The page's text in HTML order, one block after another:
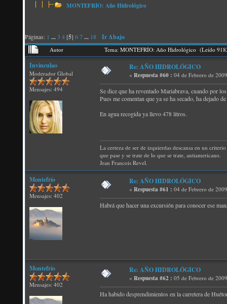
MONTEFRÍO: Año Hidrológico
Páginas: 1 ...3 4 [5] 67... 18 Ir Abajo
Autor Tema: MONTEFRÍO: Año Hidrológico (Leído
Invinculao
Moderador Global
Mensajes: 494
Re: AÑO HIDROLÓGICO
« Respuesta #60 : 04 de Febrero de
Se dice que ha reventado Mariabrava, cuando por
Pues me comentan que ya se ha secado, ha dejado
En agua recogida ya llevo 478 litros.
La certeza de ser de izquierdas descansa en un
que pase y se trate de lo que se trate, antiamericano.
Jean Francois Revel.
Montefrío
Mensajes: 402
Re: AÑO HIDROLÓGICO
« Respuesta #61 : 04 de Febrero de
Habrá que hacer una excursión para conocer ese
Montefrío
Mensajes: 402
Re: AÑO HIDROLÓGICO
« Respuesta #62 : 05 de Febrero de
Ha habido desprendimientos en la carretera de